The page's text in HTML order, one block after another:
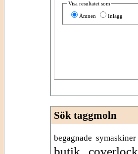
Visa resultatet som
Ämnen Inlägg
Sök taggmoln
begagnade symaskiner
butik
coverlock